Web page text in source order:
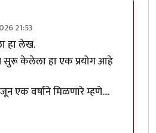
21:53
हा लेख.
सुरू केलेला हा एक प्रयोग आहे
एक वर्षाने मिळणारे म्हणे....